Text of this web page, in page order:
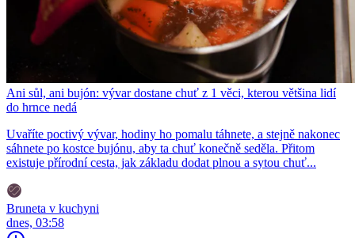
Ani sůl, ani bujón: vývar dostane chuť z 1 věci, kterou většina lidí
do hrnce nedá
Uvaříte poctivý vývar, hodiny ho pomalu táhnete, a stejně nakonec
sáhnete po kostce bujónu, aby ta chuť konečně seděla. Přitom
existuje přírodní cesta, jak základu dodat plnou a sytou chuť...
Bruneta v kuchyni
dnes, 03:58